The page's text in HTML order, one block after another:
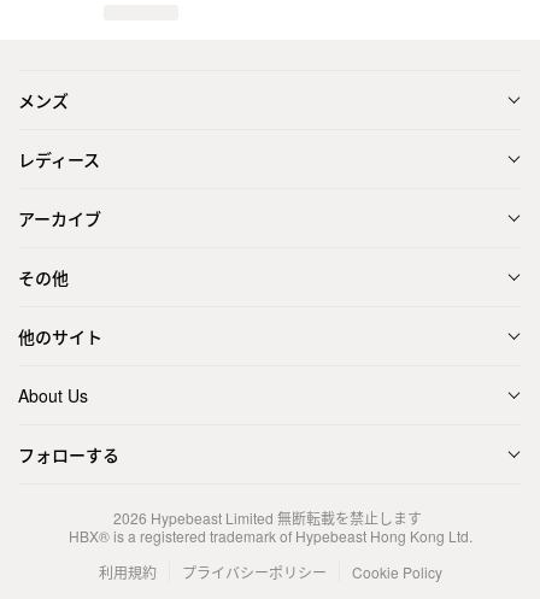
メンズ
レディース
アーカイブ
その他
他のサイト
About Us
フォローする
2026 Hypebeast Limited 無断転載を禁止します
HBX® is a registered trademark of Hypebeast Hong Kong Ltd.
利用規約
プライバシーポリシー
Cookie Policy